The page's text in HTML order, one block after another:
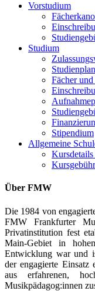
Vorstudium
Studium
Studienplan
Fächer
Stipendium
Allgemeine
Über FMW
Die 1984 von
FMW Frankfurter
Privatinstitution fest
Main-Gebiet in
Entwicklung war und
der engagierte Einsatz
aus erfahrenen,
Musikpädagog:innen